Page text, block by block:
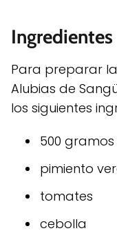
Ingredientes
Para preparar
Alubias de
los siguientes
500
pimiento
tomates
cebolla